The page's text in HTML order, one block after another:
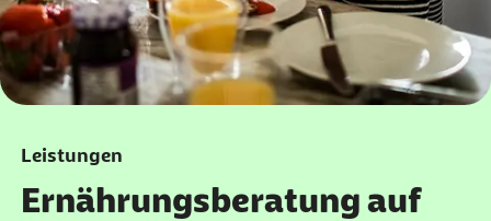
Leistungen
Ernährungsberatung auf